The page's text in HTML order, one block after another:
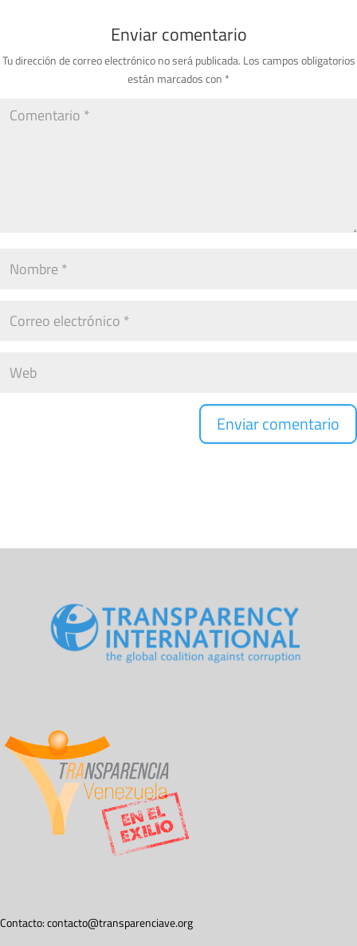
Enviar comentario
Tu dirección de correo electrónico no será publicada. Los campos obligatorios
están marcados con *
Contacto:contacto@transparenciave.org